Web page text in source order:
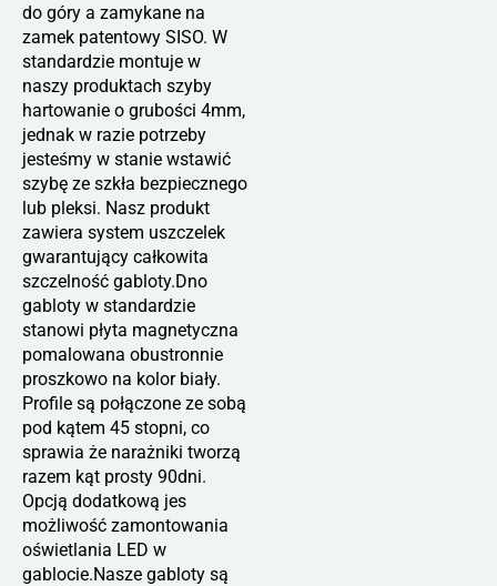
do góry a zamykane na
zamek patentowy SISO. W
standardzie montuje w
naszy produktach szyby
hartowanie o grubości 4mm,
jednak w razie potrzeby
jesteśmy w stanie wstawić
szybę ze szkła bezpiecznego
lub pleksi. Nasz produkt
zawiera system uszczelek
gwarantujący całkowita
szczelność gabloty.Dno
gabloty w standardzie
stanowi płyta magnetyczna
pomalowana obustronnie
proszkowo na kolor biały.
Profile są połączone ze sobą
pod kątem 45 stopni, co
sprawia że narażniki tworzą
razem kąt prosty 90dni.
Opcją dodatkową jes
możliwość zamontowania
oświetlania LED w
gablocie.Nasze gabloty są